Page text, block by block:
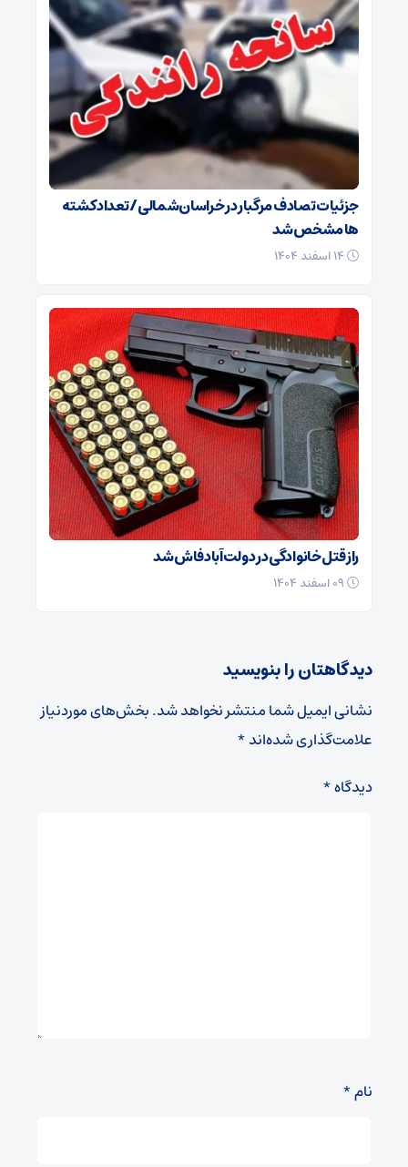
جزئیات تصادف مرگبار در خراسان‌شمالی/ تعداد کشته
ها مشخص شد
راز قتل خانوادگی در دولت‌آباد فاش شد
دیدگاهتان را بنویسید
نشانی ایمیل شما منتشر نخواهد شد.بخش‌های موردنیاز
علامت‌گذاری شده‌اند*
دیدگاه*
نام*